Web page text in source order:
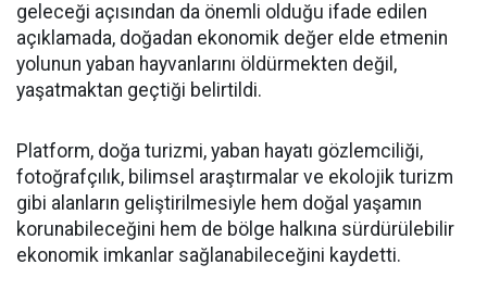
geleceği açısından da önemli olduğu ifade edilen
açıklamada, doğadan ekonomik değer elde etmenin
yolunun yaban hayvanlarını öldürmekten değil,
yaşatmaktan geçtiği belirtildi.
Platform, doğa turizmi, yaban hayatı gözlemciliği,
fotoğrafçılık, bilimsel araştırmalar ve ekolojik turizm
gibi alanların geliştirilmesiyle hem doğal yaşamın
korunabileceğini hem de bölge halkına sürdürülebilir
ekonomik imkanlar sağlanabileceğini kaydetti.